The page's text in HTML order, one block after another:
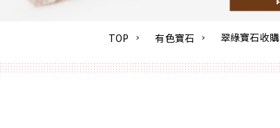
TOP 有色寶石 翠綠寶石收購